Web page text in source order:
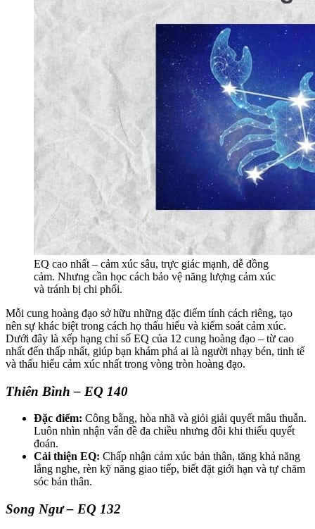
EQ cao nhất – cảm xúc sâu, trực giác mạnh, dễ đồng
cảm. Nhưng cần học cách bảo vệ năng lượng cảm xúc
và tránh bị chi phối.
Mỗi cung hoàng đạo sở hữu những đặc điểm tính cách riêng, tạo
nên sự khác biệt trong cách họ thấu hiểu và kiểm soát cảm xúc.
Dưới đây là xếp hạng chỉ số EQ của 12 cung hoàng đạo – từ cao
nhất đến thấp nhất, giúp bạn khám phá ai là người nhạy bén, tinh tế
và thấu hiểu cảm xúc nhất trong vòng tròn hoàng đạo.
Thiên Bình – EQ 140
Đặc điểm: Công bằng, hòa nhã và giỏi giải quyết mâu thuẫn.
Luôn nhìn nhận vấn đề đa chiều nhưng đôi khi thiếu quyết
đoán.
Cải thiện EQ: Chấp nhận cảm xúc bản thân, tăng khả năng
lắng nghe, rèn kỹ năng giao tiếp, biết đặt giới hạn và tự chăm
sóc bản thân.
Song Ngư – EQ 132